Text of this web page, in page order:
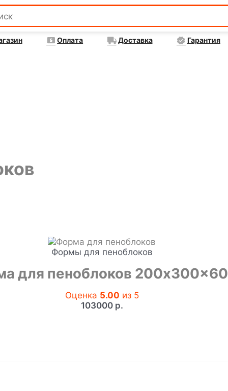
Оплата Доставка Гарантия
Формы для пеноблоков
для пеноблоков
Оценка 5.00 из 5
103000 р.